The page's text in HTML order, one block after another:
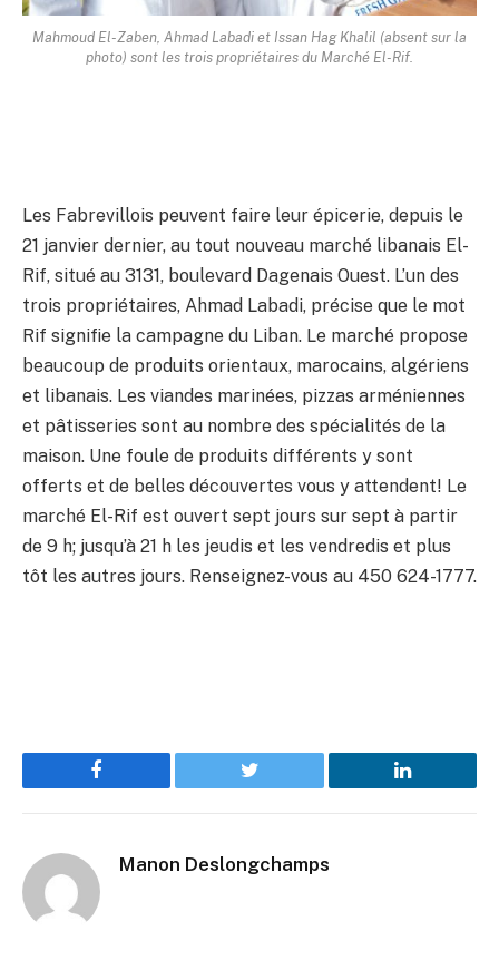
Mahmoud El-Zaben, Ahmad Labadi et Issan Hag Khalil (absent sur la
photo) sont les trois propriétaires du Marché El-Rif.
Les Fabrevillois peuvent faire leur épicerie, depuis le
21 janvier dernier, au tout nouveau marché libanais El-
Rif, situé au 3131, boulevard Dagenais Ouest. L’un des
trois propriétaires, Ahmad Labadi, précise que le mot
Rif signifie la campagne du Liban. Le marché propose
beaucoup de produits orientaux, marocains, algériens
et libanais. Les viandes marinées, pizzas arméniennes
et pâtisseries sont au nombre des spécialités de la
maison. Une foule de produits différents y sont
offerts et de belles découvertes vous y attendent! Le
marché El-Rif est ouvert sept jours sur sept à partir
de 9 h; jusqu’à 21 h les jeudis et les vendredis et plus
tôt les autres jours. Renseignez-vous au 450 624-1777.
Facebook Twitter LinkedIn
Manon Deslongchamps